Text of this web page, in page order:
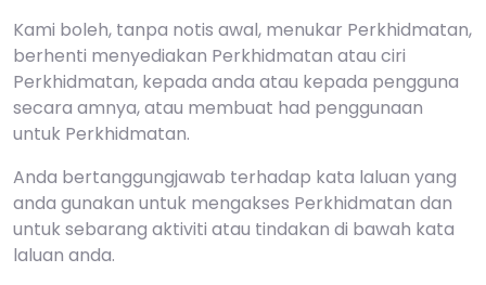
Kami boleh, tanpa notis awal, menukar Perkhidmatan,
berhenti menyediakan Perkhidmatan atau ciri
Perkhidmatan, kepada anda atau kepada pengguna
secara amnya, atau membuat had penggunaan
untuk Perkhidmatan.
Anda bertanggungjawab terhadap kata laluan yang
anda gunakan untuk mengakses Perkhidmatan dan
untuk sebarang aktiviti atau tindakan di bawah kata
laluan anda.